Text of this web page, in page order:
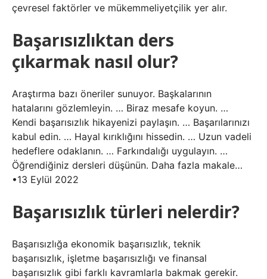
çevresel faktörler ve mükemmeliyetçilik yer alır.
Başarısızlıktan ders
çıkarmak nasıl olur?
Araştırma bazı öneriler sunuyor. Başkalarının
hatalarını gözlemleyin. … Biraz mesafe koyun. …
Kendi başarısızlık hikayenizi paylaşın. … Başarılarınızı
kabul edin. … Hayal kırıklığını hissedin. … Uzun vadeli
hedeflere odaklanın. … Farkındalığı uygulayın. …
Öğrendiğiniz dersleri düşünün. Daha fazla makale…
•13 Eylül 2022
Başarısızlık türleri nelerdir?
Başarısızlığa ekonomik başarısızlık, teknik
başarısızlık, işletme başarısızlığı ve finansal
başarısızlık gibi farklı kavramlarla bakmak gerekir.